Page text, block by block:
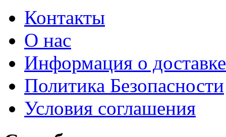
Контакты
О нас
Информация о доставке
Политика Безопасности
Условия соглашения